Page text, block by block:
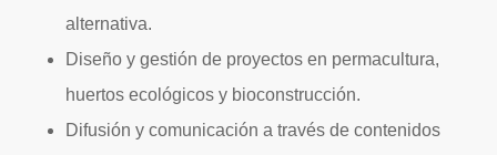
alternativa.
Diseño y gestión de proyectos en permacultura,
huertos ecológicos y bioconstrucción.
Difusión y comunicación a través de contenidos